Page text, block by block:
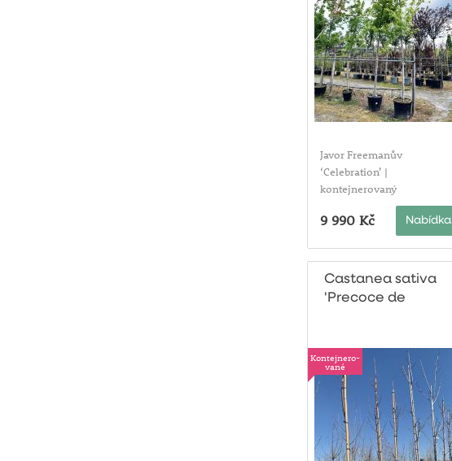
Javor Freemanův
‘Celebration’ |
kontejnerovaný
9 990 Kč Nabídka
Castanea sativa
'Precoce de
Kontejnero-
vané